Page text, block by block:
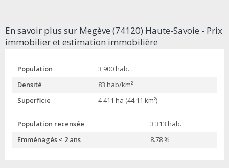
En savoir plus sur Megève (74120) Haute-Savoie - Prix
immobilier et estimation immobilière
Population
3 900 hab.
Densité
83 hab/km²
Superficie
4 411 ha (44.11 km²)
Population recensée
3 313 hab.
Emménagés < 2 ans
8.78 %